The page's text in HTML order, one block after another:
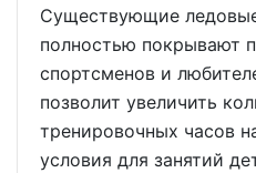
Существующие
полностью покрывают
спортсменов и
позволит увеличить
тренировочных часов
условия для занятий